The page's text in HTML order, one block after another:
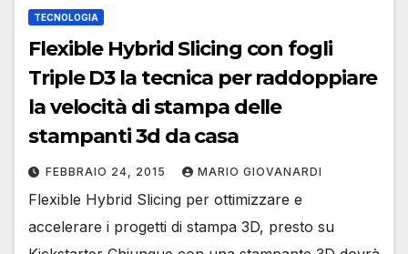
TECNOLOGIA
Flexible Hybrid Slicing con fogli
Triple D3 la tecnica per raddoppiare
la velocità di stampa delle
stampanti 3d da casa
FEBBRAIO 24, 2015 MARIO GIOVANARDI
Flexible Hybrid Slicing per ottimizzare e
accelerare i progetti di stampa 3D, presto su